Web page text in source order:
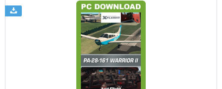
Traffic Global for X-Plane 12/11